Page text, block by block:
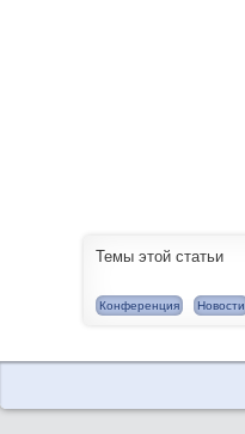
Темы этой статьи
Конференция Новости